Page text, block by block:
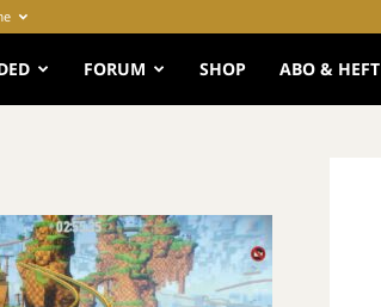
FORUM SHOP ABO & HEFT